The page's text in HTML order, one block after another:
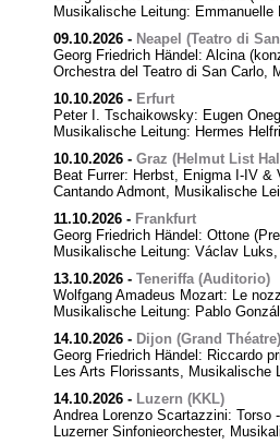
Musikalische Leitung:
09.10.2026- Neapel (Teatro di
Georg Friedrich Händel: Alcina
Orchestra del Teatro di San Carlo,
10.10.2026- Erfurt
Peter I. Tschaikowsky: Eugen
Musikalische Leitung: Hermes
10.10.2026- Graz (Helmut List
Beat Furrer: Herbst, Enigma I-IV &
Cantando Admont, Musikalische
11.10.2026- Frankfurt
Georg Friedrich Händel: Ottone
Musikalische Leitung: Václav
13.10.2026- Teneriffa (Auditorio)
Wolfgang Amadeus Mozart: Le
Musikalische Leitung: Pablo
14.10.2026- Dijon (Grand Théatre)
Georg Friedrich Händel: Riccardo
Les Arts Florissants, Musikalische
14.10.2026- Luzern (KKL)
Andrea Lorenzo Scartazzini: Torso
Luzerner Sinfonieorchester,